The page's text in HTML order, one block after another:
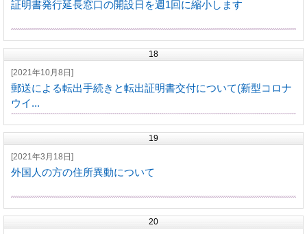
証明書発行延長窓口の開設日を週1回に縮小します
18
[2021年10月8日]
郵送による転出手続きと転出証明書交付について(新型コロナ
ウイ...
19
[2021年3月18日]
外国人の方の住所異動について
20